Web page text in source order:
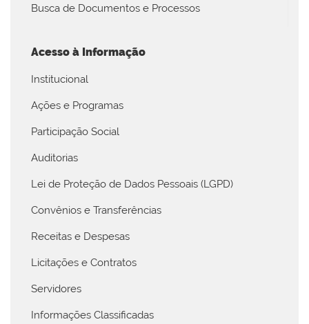
Busca de Documentos e Processos
Acesso à Informação
Institucional
Ações e Programas
Participação Social
Auditorias
Lei de Proteção de Dados Pessoais (LGPD)
Convênios e Transferências
Receitas e Despesas
Licitações e Contratos
Servidores
Informações Classificadas